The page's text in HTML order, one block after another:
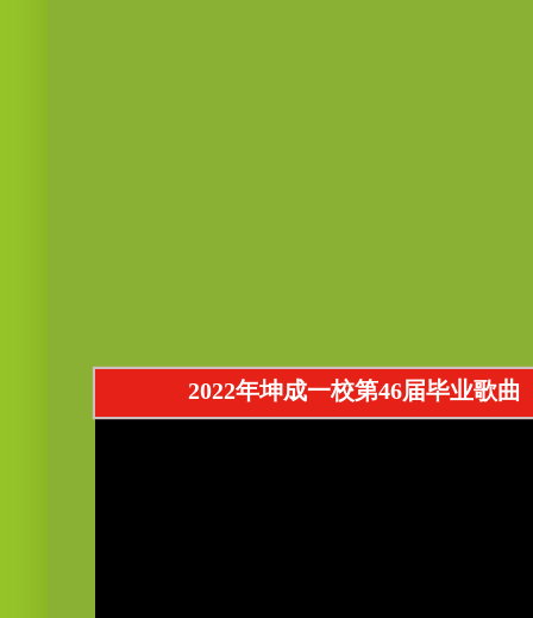
2022年坤成一校第46届毕业歌曲